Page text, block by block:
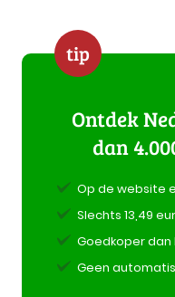
tip
Ontdek
dan
Op de website
Slechts 13,49
Goedkoper
Geen